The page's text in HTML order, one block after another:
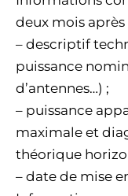
deux mois après
– descriptif
puissance
d’antennes…) ;
– puissance
maximale et
théorique
– date de mise